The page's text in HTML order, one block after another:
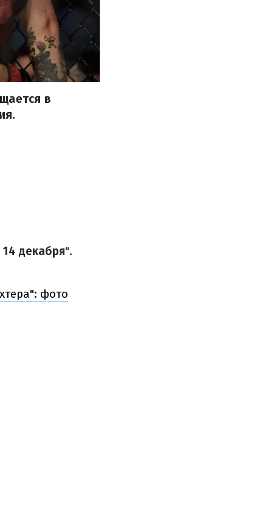
в
декабря".
фото